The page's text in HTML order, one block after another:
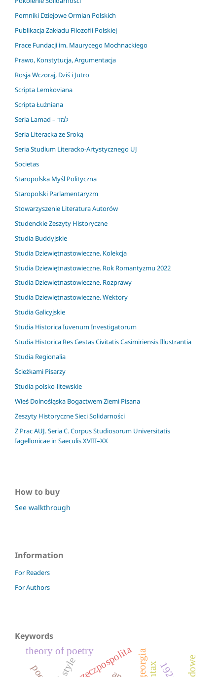
Pomniki Dziejowe Ormian Polskich
Publikacja Zakładu Filozofii Polskiej
Prace Fundacji im. Maurycego Mochnackiego
Prawo, Konstytucja, Argumentacja
Rosja Wczoraj, Dziś i Jutro
Scripta Lemkoviana
Scripta Łużniana
Seria Lamad – למד
Seria Literacka ze Sroką
Seria Studium Literacko-Artystycznego UJ
Societas
Staropolska Myśl Polityczna
Staropolski Parlamentaryzm
Stowarzyszenie Literatura Autorów
Studenckie Zeszyty Historyczne
Studia Buddyjskie
Studia Dziewiętnastowieczne. Kolekcja
Studia Dziewiętnastowieczne. Rok Romantyzmu 2022
Studia Dziewiętnastowieczne. Rozprawy
Studia Dziewiętnastowieczne. Wektory
Studia Galicyjskie
Studia Historica Iuvenum Investigatorum
Studia Historica Res Gestas Civitatis Casimiriensis Illustrantia
Studia Regionalia
Ścieżkami Pisarzy
Studia polsko-litewskie
Wieś Dolnośląska Bogactwem Ziemi Pisana
Zeszyty Historyczne Sieci Solidarności
Z Prac AUJ. Seria C. Corpus Studiosorum Universitatis
Iagellonicae in Saeculis XVIII–XX
How to buy
See walkthrough
Information
For Readers
For Authors
Keywords
ii rzeczpospolita
theory of poetry georgia